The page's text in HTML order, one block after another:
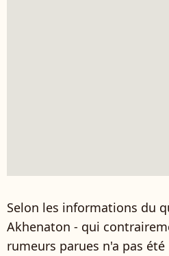
Selon les informations du
Akhenaton - qui
rumeurs parues n'a pas